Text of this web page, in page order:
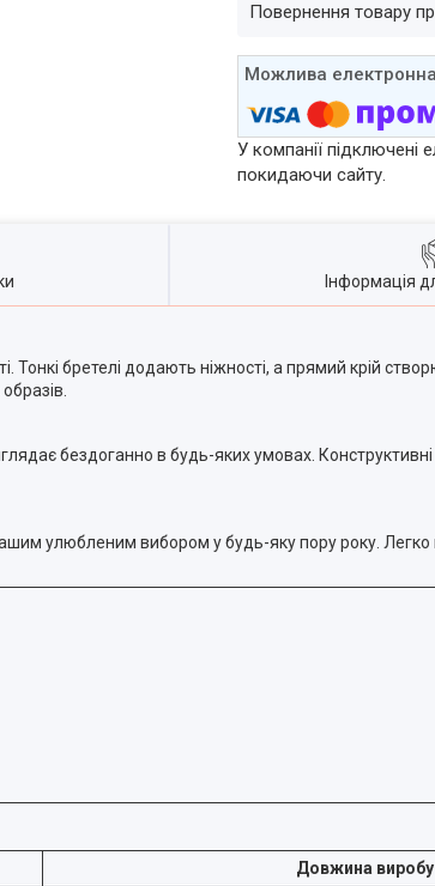
повернення товару
У компанії підключені
покидаючи сайту.
Інформація
бретелі додають ніжності, а прямий крій
бездоганно в будь-яких умовах.
улюбленим вибором у будь-яку пору року. Легко
Довжина виробу